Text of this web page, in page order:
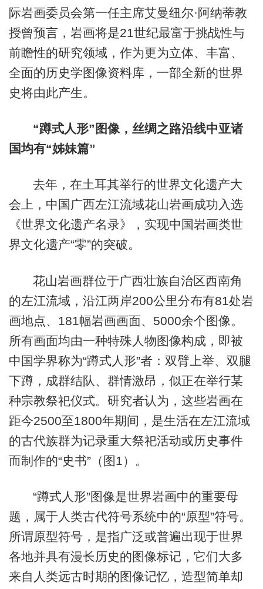
际岩画委员会第一任主席艾曼纽尔·阿纳蒂教
授曾预言，岩画将是21世纪最富于挑战性与
前瞻性的研究领域，作为更为立体、丰富、
全面的历史学图像资料库，一部全新的世界
史将由此产生。
“蹲式人形”图像，丝绸之路沿线中亚诸
国均有“姊妹篇”
去年，在土耳其举行的世界文化遗产大
会上，中国广西左江流域花山岩画成功入选
《世界文化遗产名录》，实现中国岩画类世
界文化遗产“零”的突破。
花山岩画群位于广西壮族自治区西南角
的左江流域，沿江两岸200公里分布有81处岩
画地点、181幅岩画画面、5000余个图像。
所有画面均由一种特殊人物图像构成，即被
中国学界称为“蹲式人形”者：双臂上举、双腿
下蹲，成群结队、群情激昂，似正在举行某
种宗教祭祀仪式。研究者认为，这些岩画在
距今2500至1800年期间，是生活在左江流域
的古代族群为记录重大祭祀活动或历史事件
而制作的“史书”（图1）。
“蹲式人形”图像是世界岩画中的重要母
题，属于人类古代符号系统中的“原型”符号。
所谓原型符号，是指广泛或普遍出现于世界
各地并具有漫长历史的图像标记，它们大多
来自人类远古时期的图像记忆，造型简单却